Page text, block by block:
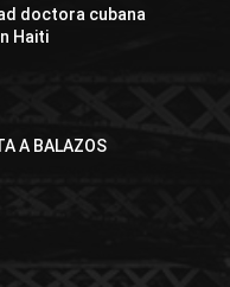
doctora cubana
Haiti
A BALAZOS